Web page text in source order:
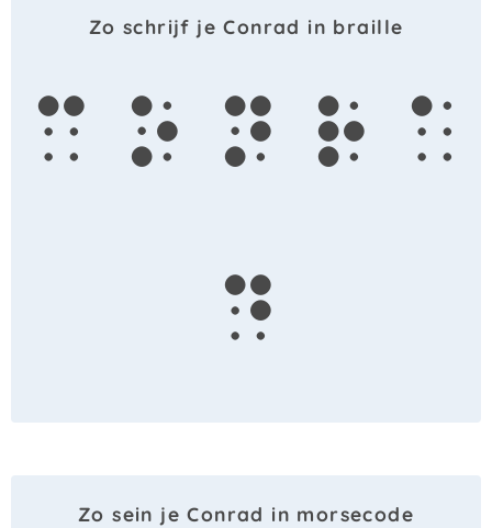
Zo schrijf je Conrad in braille
c o n r a
d
Zo sein je Conrad in morsecode